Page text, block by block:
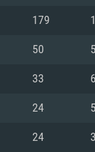
bit)
5 3600
은 지원하지
179
50
33
24
24